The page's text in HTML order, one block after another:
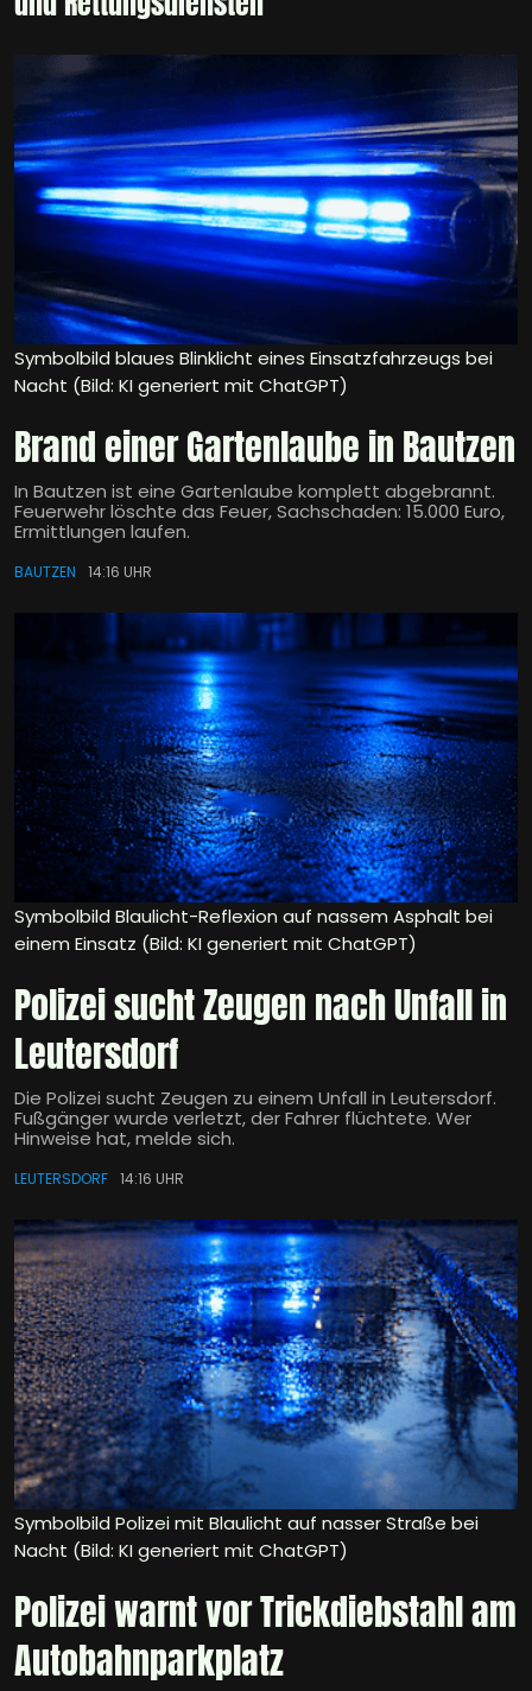
Symbolbild blaues Blinklicht eines Einsatzfahrzeugs bei
Nacht (Bild: KI generiert mit ChatGPT)
Brand einer Gartenlaube in Bautzen
In Bautzen ist eine Gartenlaube komplett abgebrannt.
Feuerwehr löschte das Feuer, Sachschaden: 15.000 Euro,
Ermittlungen laufen.
BAUTZEN 14:16 UHR
Symbolbild Blaulicht-Reflexion auf nassem Asphalt bei
einem Einsatz (Bild: KI generiert mit ChatGPT)
Polizei sucht Zeugen nach Unfall in
Leutersdorf
Die Polizei sucht Zeugen zu einem Unfall in Leutersdorf.
Fußgänger wurde verletzt, der Fahrer flüchtete. Wer
Hinweise hat, melde sich.
LEUTERSDORF 14:16 UHR
Symbolbild Polizei mit Blaulicht auf nasser Straße bei
Nacht (Bild: KI generiert mit ChatGPT)
Polizei warnt vor Trickdiebstahl am
Autobahnparkplatz